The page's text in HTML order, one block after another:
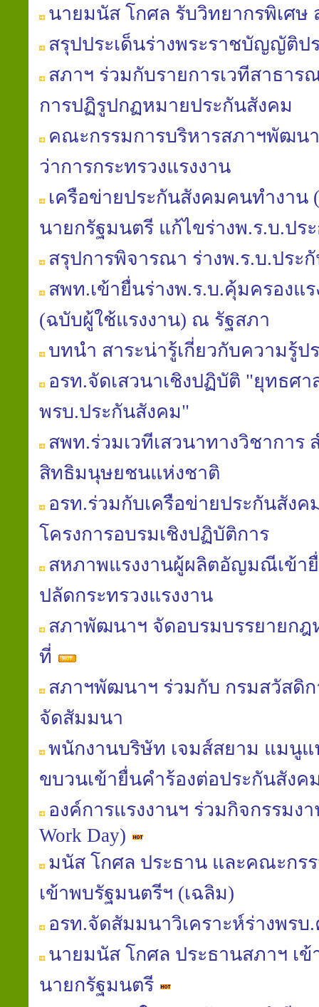
นายมนัส โกศล รับวิทยากรพิเศษ
สรุปประเด็นร่างพระราชบัญญัติป
สภาฯ ร่วมกับรายการเวทีสาธา
การปฏิรูปกฏหมายประกันสังคม
คณะกรรมการบริหารสภาฯพัฒน
ว่าการกระทรวงแรงงาน
เครือข่ายประกันสังคมคนทำงาน
นายกรัฐมนตรี แก้ไขร่างพ.ร.บ.ปร
สรุปการพิจารณา ร่างพ.ร.บ.ประ
สพท.เข้ายื่นร่างพ.ร.บ.คุ้มครองแ
(ฉบับผู้ใช้แรงงาน) ณ รัฐสภา
บทนำ สาระน่ารู้เกี่ยวกับความรู้ป
อรท.จัดเสวนาเชิงปฏิบัติ "ยุทธศา
พรบ.ประกันสังคม"
สพท.ร่วมเวทีเสวนาทางวิชากา
สิทธิมนุษยชนแห่งชาติ
อรท.ร่วมกับเครือข่ายประกันสัง
โครงการอบรมเชิงปฏิบัติการ
สหภาพแรงงานผู้ผลิตอัญมณีเข้า
ปลัดกระทรวงแรงงาน
สภาพัฒนาฯ จัดอบรมบรรยายกฎ
ที่
สภาฯพัฒนาฯ ร่วมกับ กรมสวัสดิก
จัดสัมมนา
พนักงานบริษัท เจมส์สยาม แมนูแ
ขบวนเข้ายื่นคำร้องต่อประกันสังค
องค์การแรงงานฯ ร่วมกิจกรรมง
Work Day)
มนัส โกศล ประธาน และคณะกร
เข้าพบรัฐมนตรีฯ (เฉลิม)
อรท.จัดสัมมนาวิเคราะห์ร่างพรบ
นายมนัส โกศล ประธานสภาฯ เ
นายกรัฐมนตรี